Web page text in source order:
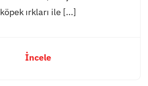
köpek ırkları ile [...]
İncele